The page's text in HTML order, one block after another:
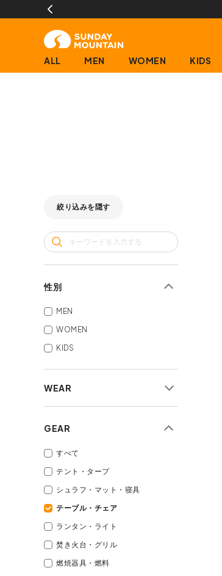
ALL MEN WOMEN KIDS
絞り込みを隠す
性別
MEN
WOMEN
KIDS
WEAR
すべて
アウター
GEAR
すべて
テント・タープ
シュラフ・マット・寝具
テーブル・チェア
ランタン・ライト
焚き火台・グリル
燃焼器具・燃料